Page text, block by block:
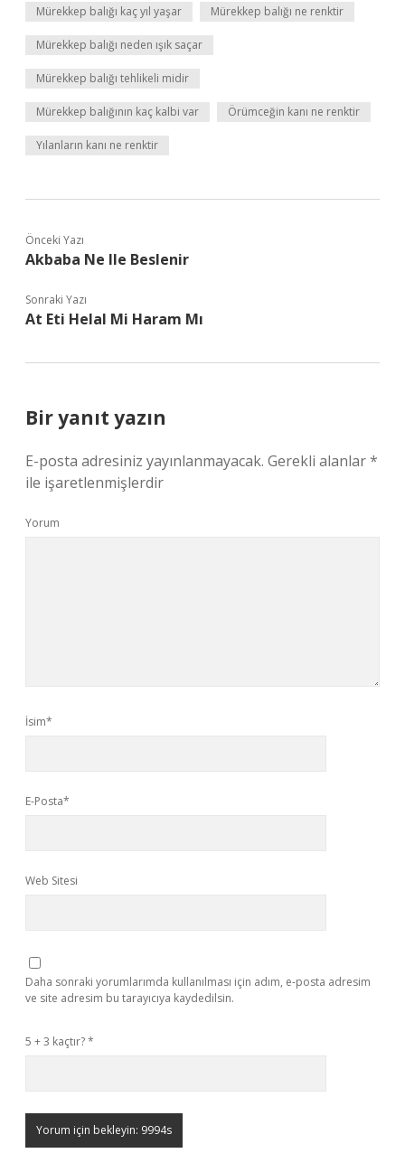
Mürekkep balığı kaç yıl yaşar Mürekkep balığı ne renktir
Mürekkep balığı neden ışık saçar
Mürekkep balığı tehlikeli midir
Mürekkep balığının kaç kalbi var Örümceğin kanı ne renktir
Yılanların kanı ne renktir
Önceki Yazı
Akbaba Ne Ile Beslenir
Sonraki Yazı
At Eti Helal Mi Haram Mı
Bir yanıt yazın
E-posta adresiniz yayınlanmayacak. Gerekli alanlar*
ile işaretlenmişlerdir
Yorum
İsim*
E-Posta*
Web Sitesi
Daha sonraki yorumlarımda kullanılması için adım, e-posta adresim
ve site adresim bu tarayıcıya kaydedilsin.
5 + 3 kaçtır?*